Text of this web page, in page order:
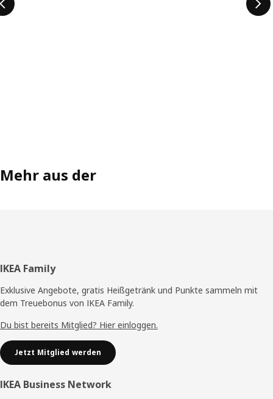
Mehr aus der
Fußzeile
IKEA Family
Exklusive Angebote, gratis Heißgetränk und Punkte sammeln mit
dem Treuebonus von IKEA Family.
Du bist bereits Mitglied? Hier einloggen.
Jetzt Mitglied werden
IKEA Business Network